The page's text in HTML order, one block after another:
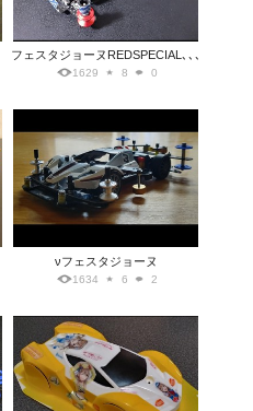
フェスタジョーヌREDSPECIAL､､､
1629 8 0
νフェスタジョーヌ
1634 6 2